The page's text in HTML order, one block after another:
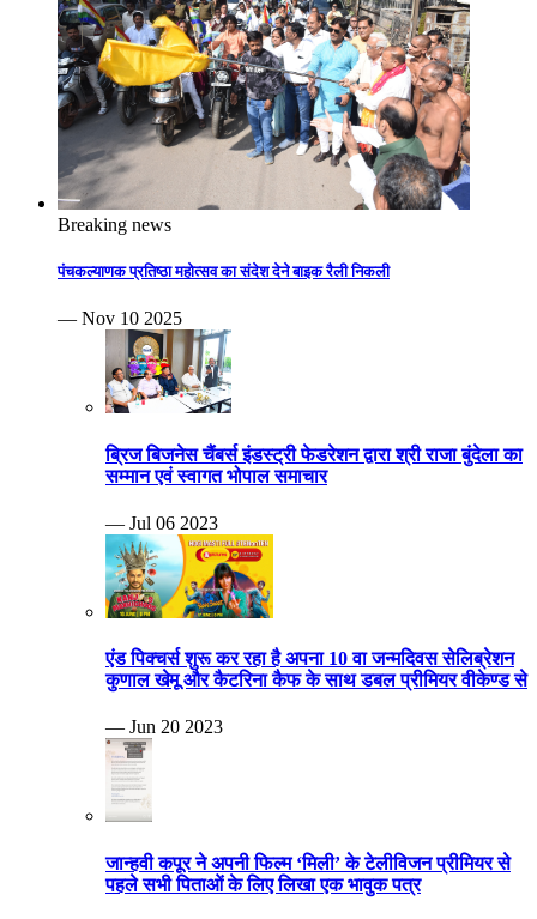
Breaking news
पंचकल्याणक प्रतिष्ठा महोत्सव का संदेश देने बाइक रैली निकली
— Nov 10 2025
ब्रिज बिजनेस चैंबर्स इंडस्ट्री फेडरेशन द्वारा श्री राजा बुंदेला का
सम्मान एवं स्वागत भोपाल समाचार
— Jul 06 2023
एंड पिक्चर्स शुरू कर रहा है अपना 10 वा जन्मदिवस सेलिब्रेशन
कुणाल खेमू और कैटरिना कैफ के साथ डबल प्रीमियर वीकेण्ड से
— Jun 20 2023
जान्हवी कपूर ने अपनी फिल्म ‘मिली’ के टेलीविजन प्रीमियर से
पहले सभी पिताओं के लिए लिखा एक भावुक पत्र